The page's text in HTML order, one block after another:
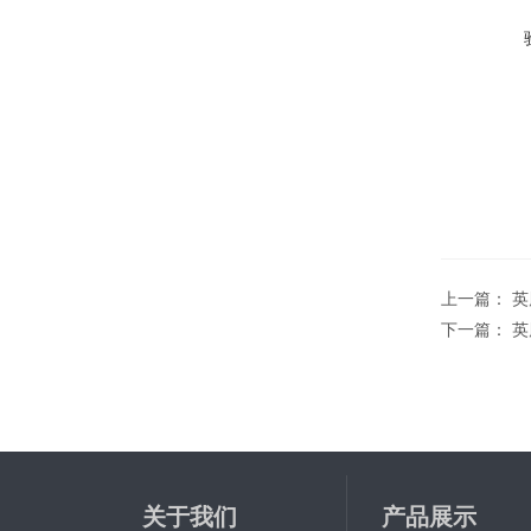
上一篇：
下一篇：
关于我们 产品展示